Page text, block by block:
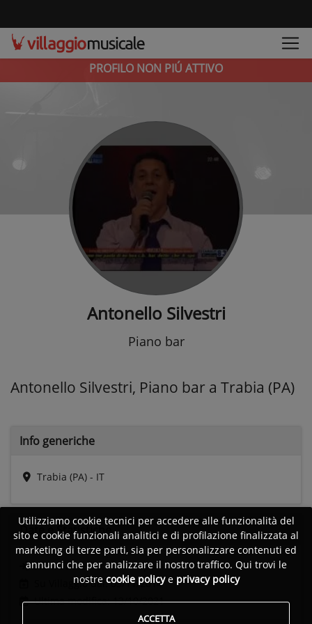
PROFILO NON PIÚ ATTIVO
Antonello Silvestri
Piano bar
Antonello Silvestri, Piano bar a Trabia (PA)
Info generiche
Trabia (PA) - IT
Date eStatistiche
Ultimo accesso:Non disponibile
Su Villaggio dal: 03/11/2014
Ultima modifica: 13/10/2021
Utilizziamo cookie tecnici per accedere alle funzionalità del
sito e cookie funzionali analitici e di profilazione finalizzata al
marketing di terze parti, sia per personalizzare contenuti ed
annunci che per analizzare il nostro traffico. Qui trovi le
nostre cookie policye privacy policy
ACCETTA